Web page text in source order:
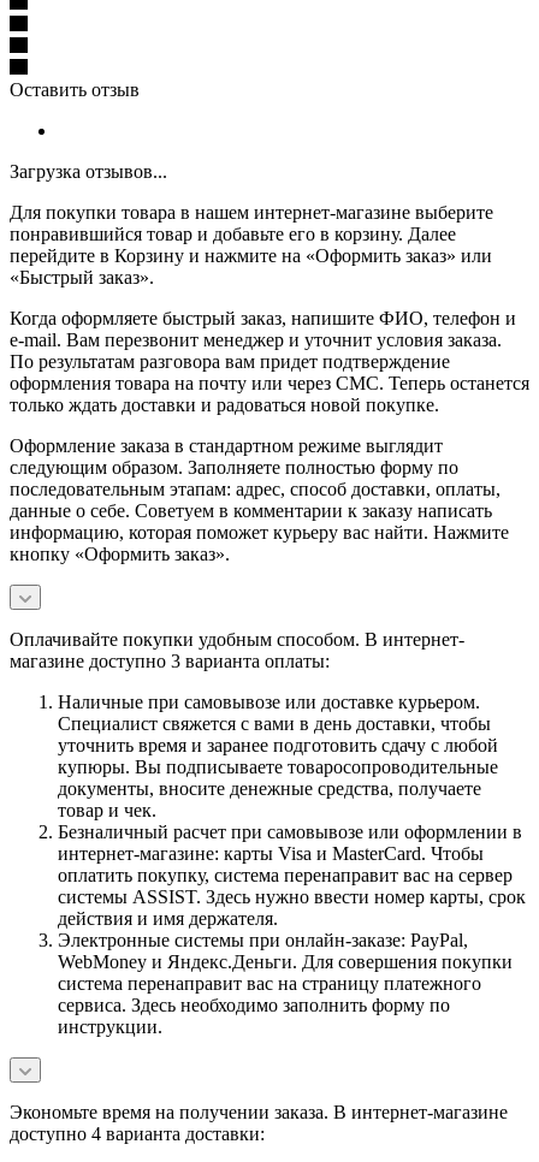
Оставить отзыв
Загрузка отзывов...
Для покупки товара в нашем интернет-магазине выберите
понравившийся товар и добавьте его в корзину. Далее
перейдите в Корзину и нажмите на «Оформить заказ» или
«Быстрый заказ».
Когда оформляете быстрый заказ, напишите ФИО, телефон и
e-mail. Вам перезвонит менеджер и уточнит условия заказа.
По результатам разговора вам придет подтверждение
оформления товара на почту или через СМС. Теперь останется
только ждать доставки и радоваться новой покупке.
Оформление заказа в стандартном режиме выглядит
следующим образом. Заполняете полностью форму по
последовательным этапам: адрес, способ доставки, оплаты,
данные о себе. Советуем в комментарии к заказу написать
информацию, которая поможет курьеру вас найти. Нажмите
кнопку «Оформить заказ».
Оплачивайте покупки удобным способом. В интернет-
магазине доступно 3 варианта оплаты:
Наличные при самовывозе или доставке курьером.
Специалист свяжется с вами в день доставки, чтобы
уточнить время и заранее подготовить сдачу с любой
купюры. Вы подписываете товаросопроводительные
документы, вносите денежные средства, получаете
товар и чек.
Безналичный расчет при самовывозе или оформлении в
интернет-магазине: карты Visa и MasterCard. Чтобы
оплатить покупку, система перенаправит вас на сервер
системы ASSIST. Здесь нужно ввести номер карты, срок
действия и имя держателя.
Электронные системы при онлайн-заказе: PayPal,
WebMoney и Яндекс.Деньги. Для совершения покупки
система перенаправит вас на страницу платежного
сервиса. Здесь необходимо заполнить форму по
инструкции.
Экономьте время на получении заказа. В интернет-магазине
доступно 4 варианта доставки: